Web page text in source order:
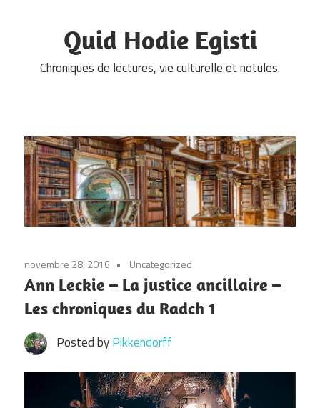
Quid Hodie Egisti
Chroniques de lectures, vie culturelle et notules.
novembre 28, 2016 Uncategorized
Ann Leckie – La justice ancillaire –
Les chroniques du Radch 1
Posted byPikkendorff